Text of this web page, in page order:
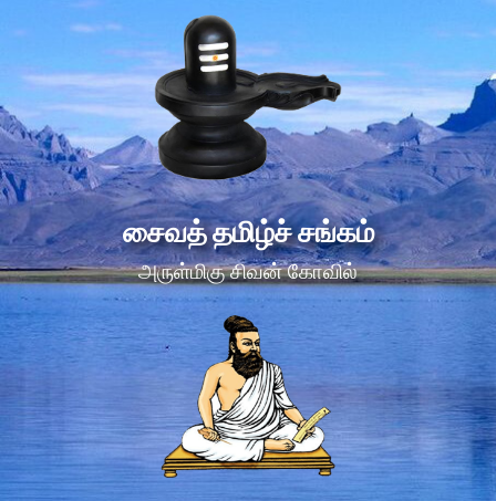
சைவத் தமிழ்ச் சங்கம்
அருள்மிகு சிவன் கோவில்